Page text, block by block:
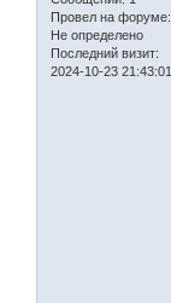
Провел на форуме:
Не определено
Последний визит:
2024-10-23 21:43:01